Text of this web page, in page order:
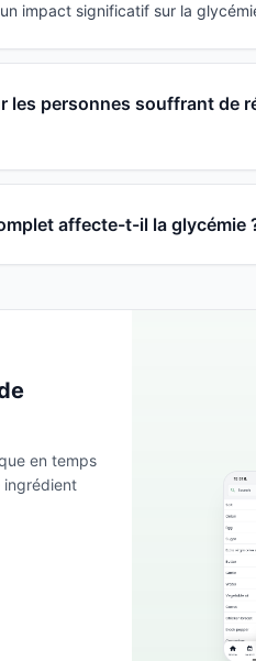
impact significatif sur la
les personnes souffrant de
affecte-t-il la glycémie
en temps
ingrédient